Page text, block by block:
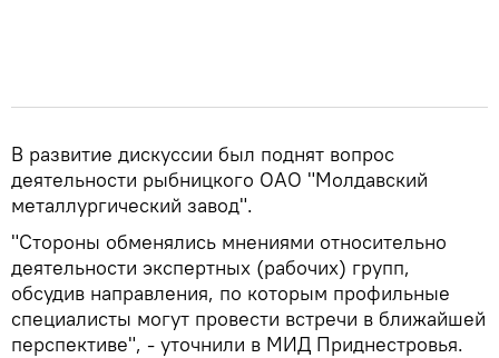
В развитие дискуссии был поднят вопрос
деятельности рыбницкого ОАО "Молдавский
металлургический завод".
"Стороны обменялись мнениями относительно
деятельности экспертных (рабочих) групп,
обсудив направления, по которым профильные
специалисты могут провести встречи в ближайшей
перспективе", - уточнили в МИД Приднестровья.